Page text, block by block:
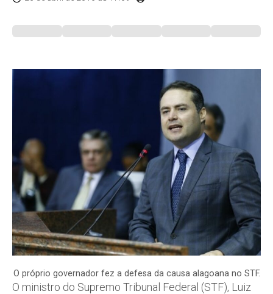
O próprio governador fez a defesa da causa alagoana no STF.
O ministro do Supremo Tribunal Federal (STF), Luiz